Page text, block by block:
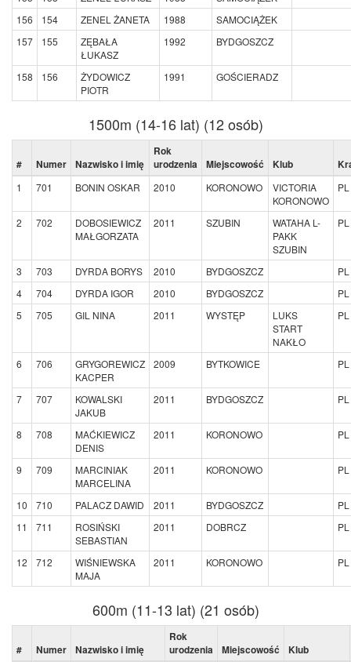
156
154 ZENEL ŻANETA 1988
SAMOCIĄŻEK
157
155
ZĘBAŁA
ŁUKASZ
1992 BYDGOSZCZ
158 156
ŻYDOWICZ
PIOTR
1991 GOŚCIERADZ
1500m (14-16 lat) (12 osób)
# Numer Nazwisko i imię
Rok
urodzenia
Miejscowość Klub
1 701 BONIN OSKAR 2010 KORONOWO
VICTORIA
KORONOWO
PL
2 702
DOBOSIEWICZ
MAŁGORZATA
2011 SZUBIN
WATAHA L-
PAKK
SZUBIN
PL
3 703 DYRDA BORYS 2010 BYDGOSZCZ
PL
4
704 DYRDA IGOR 2010 BYDGOSZCZ
PL
5
705 GIL NINA 2011 WYSTĘP
LUKS
START
NAKŁO
PL
6 706
GRYGOREWICZ
KACPER
2009 BYTKOWICE PL
7 707
KOWALSKI
JAKUB
2011 BYDGOSZCZ PL
8 708
MAĆKIEWICZ
DENIS
2011 KORONOWO PL
9 709
MARCINIAK
MARCELINA
2011 KORONOWO PL
10 710 PALACZ DAWID 2011 BYDGOSZCZ
PL
11
711
ROSIŃSKI
SEBASTIAN
2011 DOBRCZ PL
12 712
WIŚNIEWSKA
MAJA
2011 KORONOWO PL
600m (11-13 lat) (21 osób)
# Numer Nazwisko i imię
Rok
urodzenia
Miejscowość Klub